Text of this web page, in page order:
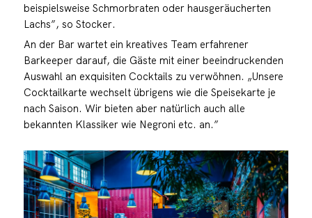
beispielsweise Schmorbraten oder hausgeräucherten
Lachs”, so Stocker.
An der Bar wartet ein kreatives Team erfahrener
Barkeeper darauf, die Gäste mit einer beeindruckenden
Auswahl an exquisiten Cocktails zu verwöhnen. „Unsere
Cocktailkarte wechselt übrigens wie die Speisekarte je
nach Saison. Wir bieten aber natürlich auch alle
bekannten Klassiker wie Negroni etc. an.”